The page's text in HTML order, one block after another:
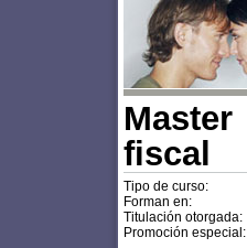
fiscal
Tipo de curso:
Forman en:
Titulación otorgada:
Promoción especial: